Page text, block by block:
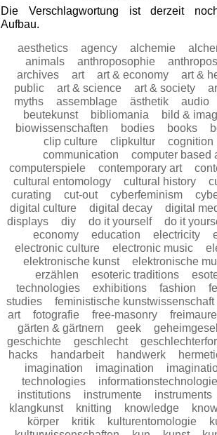
Die Verschlagwortung ist derzeit
Aufbau.
aesthetics
agency alchemie
animals
anthroposophie
archives
art art & economy
art &
public
art & science art & society
myths
assemblage ästhetik
audio
beutekunst
bibliomania
bild &
biowissenschaften
bodies books
clip culture
clipkultur
cognition
communication
computer based
computerspiele
contemporary art
cultural entomology
cultural history
curating
cut-out cyberfeminism
digital culture
digital decay
digital
displays
diy do it yourself
do it
economy
education electricity
electronic culture
electronic music
elektronische kunst
elektronische
erzählen
esoteric traditions
technologies
exhibitions fashion
studies
feministische kunstwissenschaft
art
fotografie free-masonry
gärten & gärtnern
geek
geschichte
geschlecht
hacks
handarbeit handwerk
imagination
imagination
technologies
institutions
instrumente
instruments
klangkunst
knitting knowledge
körper
kritik kulturentomologie